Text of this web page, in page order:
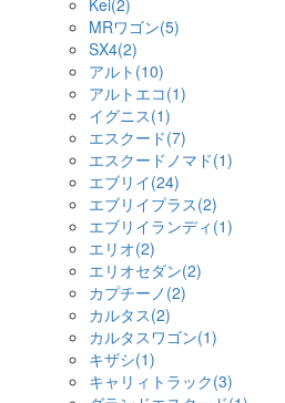
Kei(2)
MRワゴン(5)
SX4(2)
アルト(10)
アルトエコ(1)
イグニス(1)
エスクード(7)
エスクードノマド(1)
エブリイ(24)
エブリイプラス(2)
エブリイランディ(1)
エリオ(2)
エリオセダン(2)
カプチーノ(2)
カルタス(2)
カルタスワゴン(1)
キザシ(1)
キャリィトラック(3)